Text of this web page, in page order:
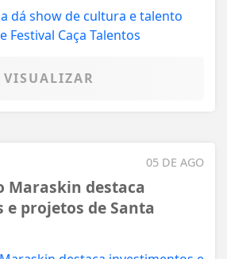
VISUALIZAR
05 DE AGO
Maraskin destaca
projetos de Santa